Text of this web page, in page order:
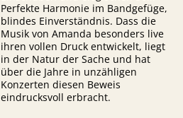
Perfekte Harmonie im Bandgefüge,
blindes Einverständnis. Dass die
Musik von Amanda besonders live
ihren vollen Druck entwickelt, liegt
in der Natur der Sache und hat
über die Jahre in unzähligen
Konzerten diesen Beweis
eindrucksvoll erbracht.